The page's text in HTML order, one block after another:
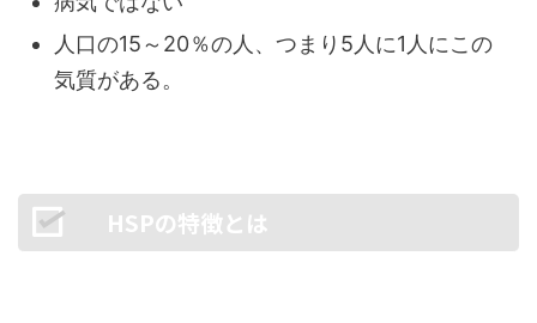
人口の15～20％の人、つまり5人に1人にこの
気質がある。
HSPの特徴とは